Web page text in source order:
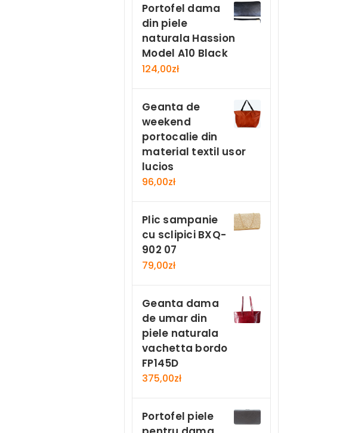
Portofel dama
din piele
naturala Hassion
Model A10 Black
124,00zł
Geanta de
weekend
portocalie din
material textil usor
lucios
96,00zł
Plic sampanie
cu sclipici BXQ-
902 07
79,00zł
Geanta dama
de umar din
piele naturala
vachetta bordo
FP145D
375,00zł
Portofel piele